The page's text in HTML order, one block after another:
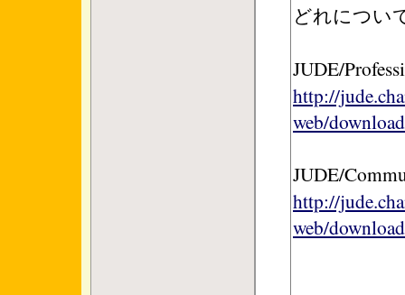
どれについ
JUDE/
http://
web/
JUDE/
http://
web/